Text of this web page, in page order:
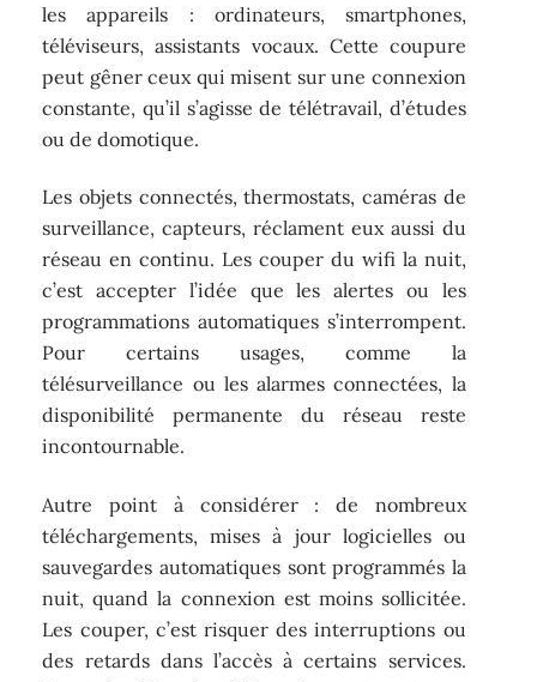
les appareils : ordinateurs, smartphones,
téléviseurs, assistants vocaux. Cette coupure
peut gêner ceux qui misent sur une connexion
constante, qu’il s’agisse de télétravail, d’études
ou de domotique.
Les objets connectés, thermostats, caméras de
surveillance, capteurs, réclament eux aussi du
réseau en continu. Les couper du wifi la nuit,
c’est accepter l’idée que les alertes ou les
programmations automatiques s’interrompent.
Pour certains usages, comme la
télésurveillance ou les alarmes connectées, la
disponibilité permanente du réseau reste
incontournable.
Autre point à considérer : de nombreux
téléchargements, mises à jour logicielles ou
sauvegardes automatiques sont programmés la
nuit, quand la connexion est moins sollicitée.
Les couper, c’est risquer des interruptions ou
des retards dans l’accès à certains services.